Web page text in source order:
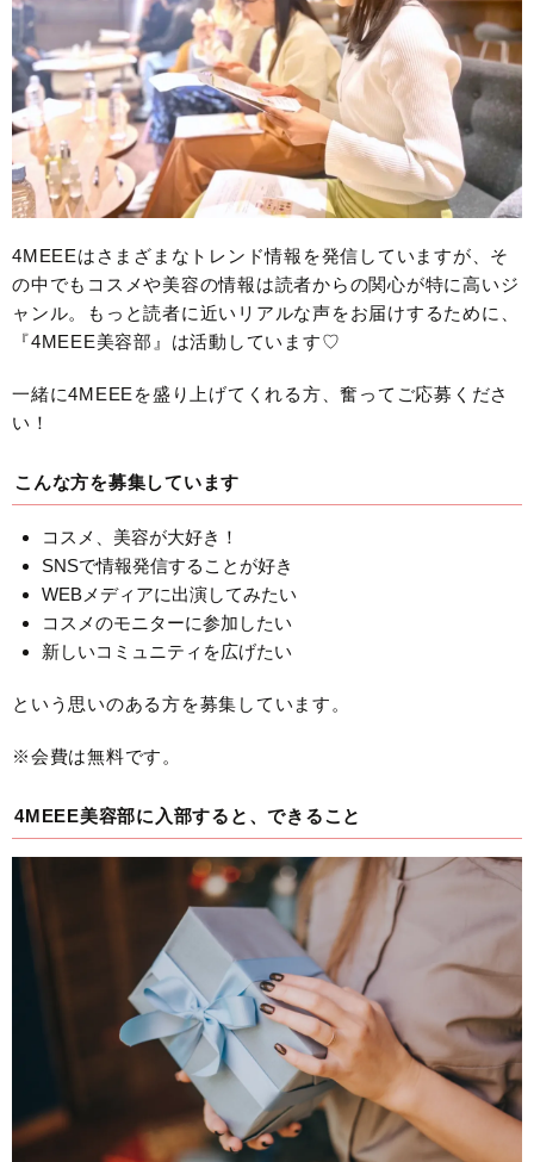
4MEEEはさまざまなトレンド情報を発信していますが、そ
の中でもコスメや美容の情報は読者からの関心が特に高いジ
ャンル。もっと読者に近いリアルな声をお届けするために、
『4MEEE美容部』は活動しています♡
一緒に4MEEEを盛り上げてくれる方、奮ってご応募くださ
い！
こんな方を募集しています
コスメ、美容が大好き！
SNSで情報発信することが好き
WEBメディアに出演してみたい
コスメのモニターに参加したい
新しいコミュニティを広げたい
という思いのある方を募集しています。
※会費は無料です。
4MEEE美容部に入部すると、できること